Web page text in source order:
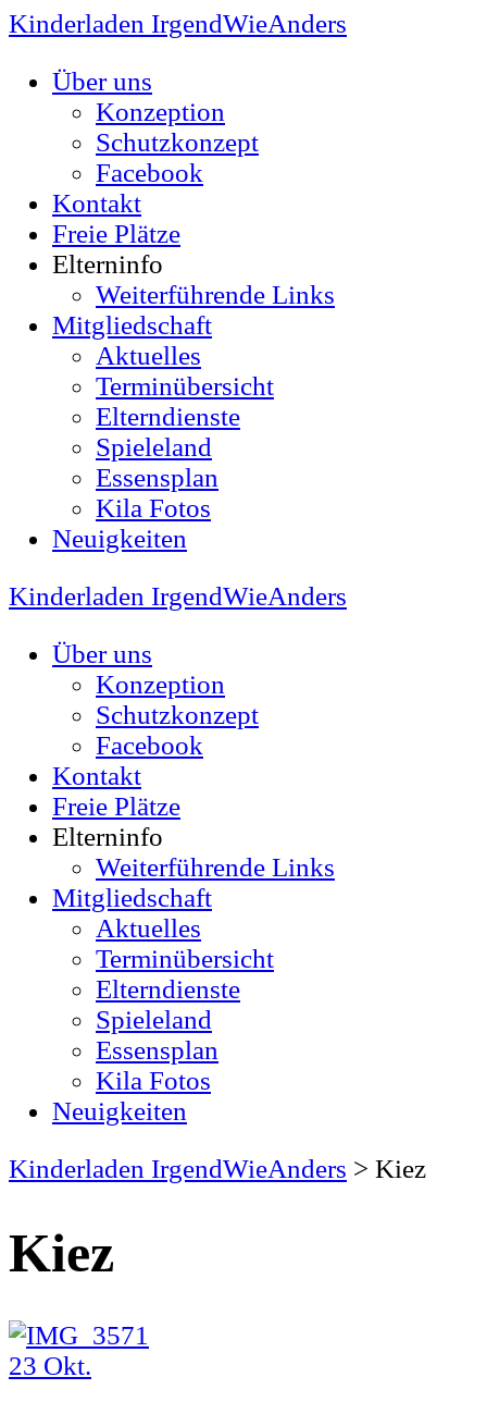
Kinderladen IrgendWieAnders
Über uns
Konzeption
Schutzkonzept
Facebook
Kontakt
Freie Plätze
Elterninfo
Weiterführende Links
Mitgliedschaft
Aktuelles
Terminübersicht
Elterndienste
Spieleland
Essensplan
Kila Fotos
Neuigkeiten
Kinderladen IrgendWieAnders
Über uns
Konzeption
Schutzkonzept
Facebook
Kontakt
Freie Plätze
Elterninfo
Weiterführende Links
Mitgliedschaft
Aktuelles
Terminübersicht
Elterndienste
Spieleland
Essensplan
Kila Fotos
Neuigkeiten
Kinderladen IrgendWieAnders > Kiez
Kiez
23 Okt.